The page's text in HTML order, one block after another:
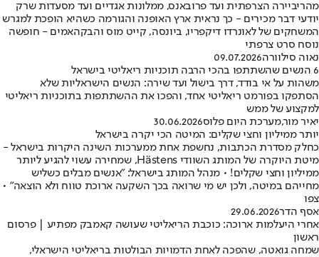
מהריביירה הצרפתית ועד פרובאנס, ממלונות אגדיים ועד מסעדות שרק
יודעי דבר מכירים - כך נראית ארץ האופנה והגורמה כשהיא הופכת למגרש
המשחקים של לאונרדו דיקפריו, ביונסה, קייט מוס והבקהאמים - חופשה
נוסח סרט צרפתי
נאוה סילוורה09.07.2026
6 הנשים שהשתתפו בהכי הרבה תוכניות ריאליטי בישראל
משהות על אי בודד, דרך בישול ועד שירה: הנשים הישראליות שלא
הסתפקו בפורמט ריאליטי אחד, והפכו את ההשתתפות בתוכניות ריאליטי
למקצוע של ממש
יאיר מור,מערכת היום פלוס30.06.2026
יותר ממיליון וחצי שקלים: המיטה הכי יקרה בישראל
כחלק מסדרת הכתבות, נחשפת אחת ממערכות השינה היקרות בישראל -
מיטת היוקרה של המותג השוודי Hästens, שמחירה עשוי להגיע ליותר
ממיליון וחצי שקלים! • מנהל המותג בישראל: "אנשים מבלים כשליש
מחייהם במיטה, ולכן יש מי שרואה בכך השקעה ארוכת טווח ולא הוצאה" •
צפו
אסף הדר29.06.2026
אחרי היעלמות ארוכה: כוכבת הריאליטי שעושה קאמבק מפתיע | פרסום
ראשון
שמחה גואטה, שהפכה לאחת הדמויות הבולטות בריאליטי הישראלי,